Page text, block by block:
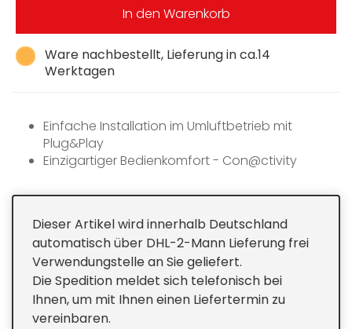
Ware nachbestellt, Lieferung in ca.14
Werktagen
In den Warenkorb
Einfache Installation im Umluftbetrieb mit
Plug&Play
Einzigartiger Bedienkomfort - Con@ctivity
Motor
Metallfettfilter
Individuell gestaltbares Paneel
Dieser Artikel wird innerhalb Deutschland
automatisch über DHL-2-Mann Lieferung frei
Verwendungstelle an Sie geliefert.
Die Spedition meldet sich telefonisch bei
Ihnen, um mit Ihnen einen Liefertermin zu
vereinbaren.